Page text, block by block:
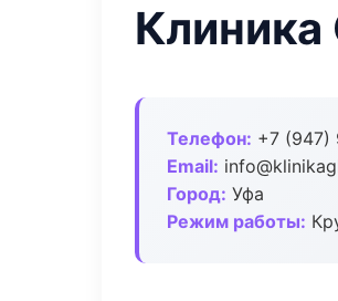
Клиника
Телефон: +7 (947)
Email:
Город: Уфа
Режим работы: